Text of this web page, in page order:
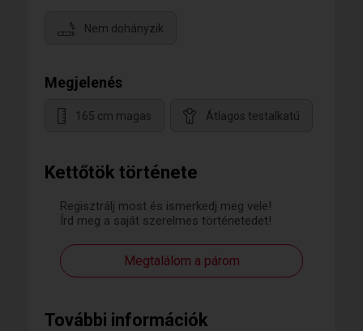
Kettőtök története
Regisztrálj most és ismerkedj meg vele!
Írd meg a saját szerelmes történetedet!
Megtalálom a párom
További információk
Nem dohányzik
Megjelenés
165 cm magas Átlagos testalkatú